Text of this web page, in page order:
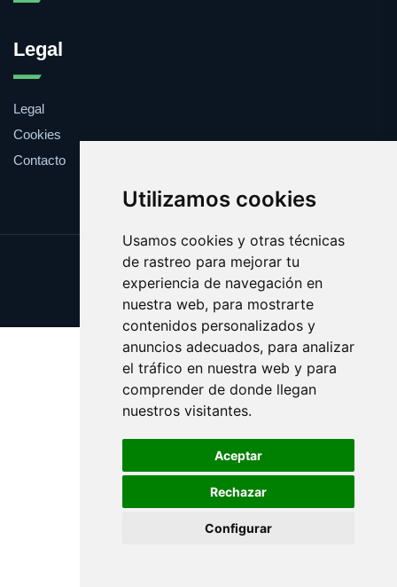
Utilizamos cookies
Usamos cookies y otras técnicas
de rastreo para mejorar tu
experiencia de navegación en
nuestra web, para mostrarte
contenidos personalizados y
anuncios adecuados, para analizar
el tráfico en nuestra web y para
comprender de donde llegan
nuestros visitantes.
Aceptar
Rechazar
Configurar
Legal
Legal
Cookies
Contacto
Update cookies preferences
Copyright © 2025 vicios.es